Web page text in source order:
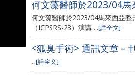
何文藻醫師於2023/04馬
何文藻醫師於2023/04馬來西亞整
（ICPSRS-23）演講 ...[詳全文]
<狐臭手術> 通訊文章 –
...[詳全文]